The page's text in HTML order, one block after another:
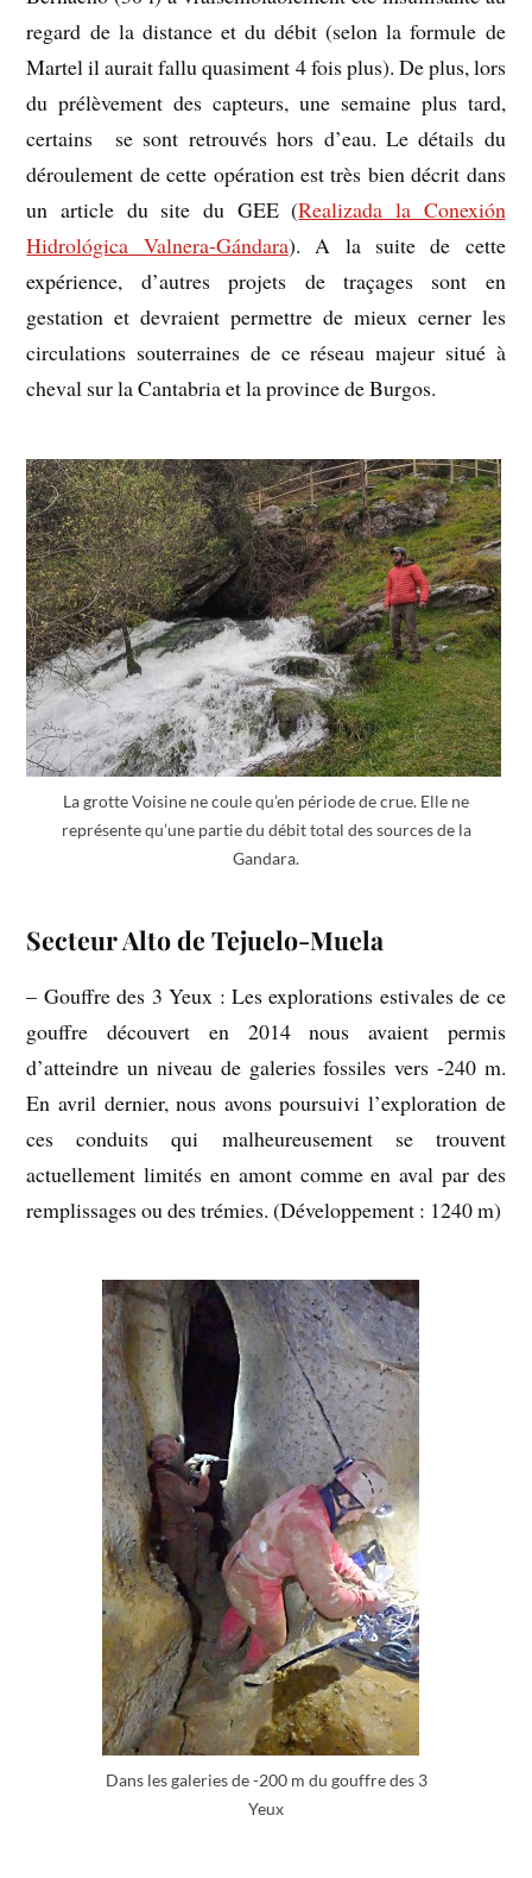
regard de la distance et du débit (selon la formule de
Martel il aurait fallu quasiment 4 fois plus). De plus, lors
du prélèvement des capteurs, une semaine plus tard,
certains se sont retrouvés hors d’eau. Le détails du
déroulement de cette opération est très bien décrit dans
un article du site du GEE (Realizada la Conexión
Hidrológica Valnera-Gándara). A la suite de cette
expérience, d’autres projets de traçages sont en
gestation et devraient permettre de mieux cerner les
circulations souterraines de ce réseau majeur situé à
cheval sur la Cantabria et la province de Burgos.
La grotte Voisine ne coule qu’en période de crue. Elle ne
représente qu’une partie du débit total des sources de la
Gandara.
Secteur Alto de Tejuelo-Muela
– Gouffre des 3 Yeux : Les explorations estivales de ce
gouffre découvert en 2014 nous avaient permis
d’atteindre un niveau de galeries fossiles vers -240 m.
En avril dernier, nous avons poursuivi l’exploration de
ces conduits qui malheureusement se trouvent
actuellement limités en amont comme en aval par des
remplissages ou des trémies. (Développement : 1240 m)
Dans les galeries de -200 m du gouffre des 3
Yeux